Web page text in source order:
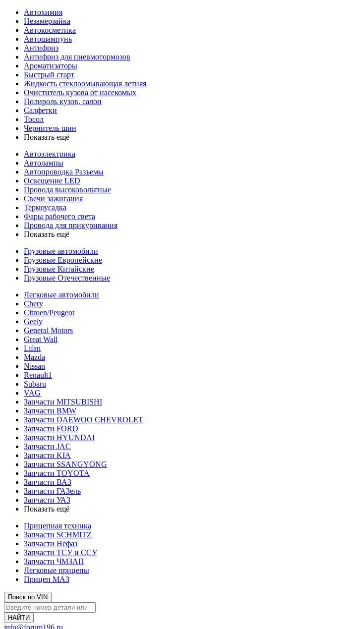
Автохимия
Незамерзайка
Автокосметика
Автошампунь
Антифриз
Антифриз для пневмотормозов
Ароматизаторы
Быстрый старт
Жидкость стеклоомывающая летняя
Очиститель кузова от насекомых
Полироль кузов, салон
Салфетки
Тосол
Чернитель шин
Показать ещё
Автоэлектрика
Автолампы
Автопроводка Разъемы
Освещение LED
Провода высоковольтные
Свечи зажигания
Термоусадка
Фары рабочего света
Провода для прикуривания
Показать ещё
Грузовые автомобили
Грузовые Европейские
Грузовые Китайские
Грузовые Отечественные
Легковые автомобили
Chery
Citroen/Peugeot
Geely
General Motors
Great Wall
Lifan
Mazda
Nissan
Renault1
Subaru
VAG
Запчасти MITSUBISHI
Запчасти BMW
Запчасти DAEWOO CHEVROLET
Запчасти FORD
Запчасти HYUNDAI
Запчасти JAC
Запчасти KIA
Запчасти SSANGYONG
Запчасти TOYOTA
Запчасти ВАЗ
Запчасти ГАЗель
Запчасти УАЗ
Показать ещё
Прицепная техника
Запчасти SCHMITZ
Запчасти Нефаз
Запчасти ТСУ и ССУ
Запчасти ЧМЗАП
Легковые прицепы
Прицеп МАЗ
Поиск по VIN
info@forum196.ru